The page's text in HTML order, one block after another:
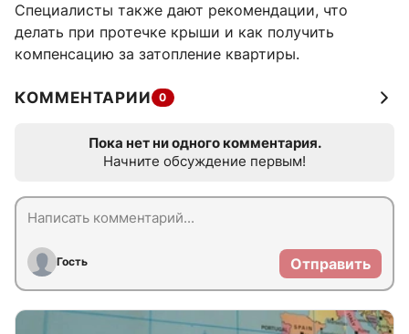
Специалисты также дают рекомендации, что
делать при протечке крыши и как получить
компенсацию за затопление квартиры.
КОММЕНТАРИИ 0
Пока нет ни одного комментария.
Начните обсуждение первым!
Гость Отправить